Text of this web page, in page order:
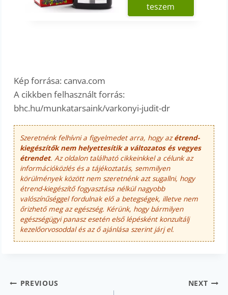
teszem
Kép forrása: canva.com
A cikkben felhasznált forrás:
bhc.hu/munkatarsaink/varkonyi-judit-dr
Szeretnénk felhívni a figyelmedet arra, hogy azétrend-
kiegészítők nem helyettesítik a változatos és vegyes
étrendet. Az oldalon található cikkeinkkel a célunk az
információközlés és a tájékoztatás, semmilyen
körülmények között nem szeretnénk azt sugallni, hogy
étrend-kiegészítő fogyasztása nélkül nagyobb
valószínűséggel fordulnak elő a betegségek, illetve nem
őrizhető meg az egészség. Kérünk, hogy bármilyen
egészségügyi panasz esetén első lépésként konzultálj
kezelőorvosoddal és az ő ajánlása szerint járj el.
Bejegyzés
PREVIOUS NEXT